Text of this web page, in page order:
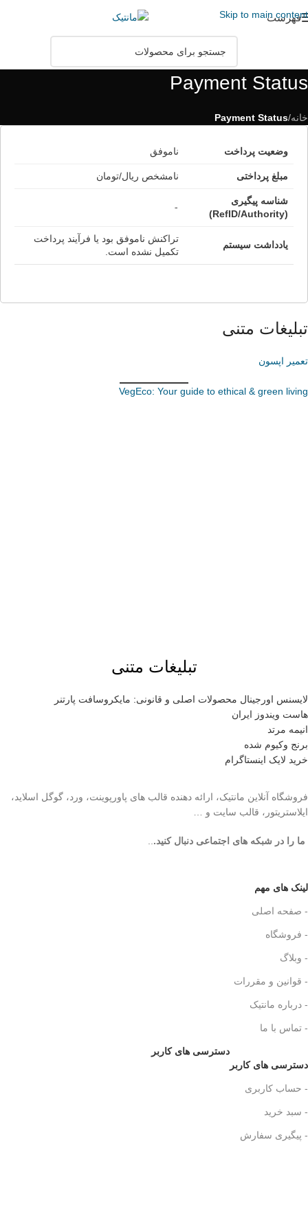
Skip to main content
فهرست
Payment Status
خانه/
Payment Status
وضعیت پرداخت ناموفق
مبلغ پرداختی نامشخص ریال/تومان
شناسه پیگیری
(RefID/Authority)
-
یادداشت سیستم
تراکنش ناموفق بود یا فرآیند پرداخت
تکمیل نشده است.
تبلیغات متنی
تعمیر اپسون
VegEco: Your guide to ethical & green living
تبلیغات متنی
لایسنس اورجینال محصولات اصلی و قانونی: مایکروسافت پارتنر
هاست ویندوز ایران
انیمه مرتد
برنج وکیوم شده
خرید لایک اینستاگرام
فروشگاه آنلاین مانتیک، ارائه دهنده قالب های پاورپوینت، ورد، گوگل اسلاید،
ایلاستریتور، قالب سایت و …
ما را در شبکه های اجتماعی دنبال کنید.
لینک های مهم
- صفحه اصلی
- فروشگاه
- وبلاگ
- قوانین و مقررات
- درباره مانتیک
- تماس با ما
دسترسی های کاربر
دسترسی های کاربر
- حساب کاربری
- سبد خرید
- پیگیری سفارش